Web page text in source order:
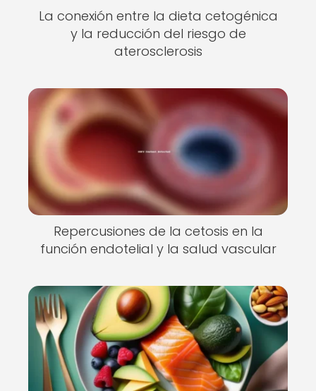
La conexión entre la dieta cetogénica
y la reducción del riesgo de
aterosclerosis
Repercusiones de la cetosis en la
función endotelial y la salud vascular